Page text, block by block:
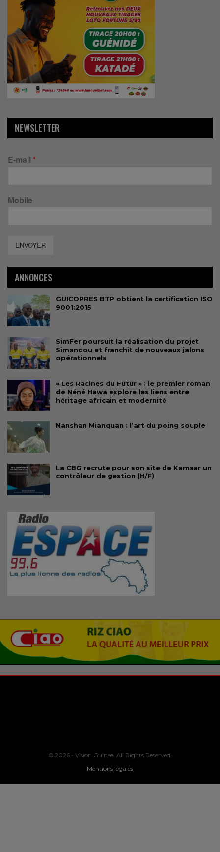
NEWSLETTER
E-mail *
Mobile
ENVOYER
ANNONCES
GUICOPRES BTP obtient la certification ISO
9001:2015
SimFer poursuit la réalisation du projet
Simandou et franchit de nouveaux jalons
opérationnels
« Les Racines du Futur » : le premier roman
de Néné Hawa explore les liens entre
héritage africain et modernité
Nanshan Mianquan : l’art du poing souple
La CBG recrute pour son site de Kamsar un
contrôleur de gestion (H/F)
© 2026 - Vision Guinee. All Rights Reserved.
Mentions légales